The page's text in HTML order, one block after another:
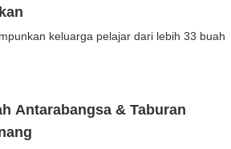
keluarga pelajar dari lebih 33 buah
Antarabangsa & Taburan